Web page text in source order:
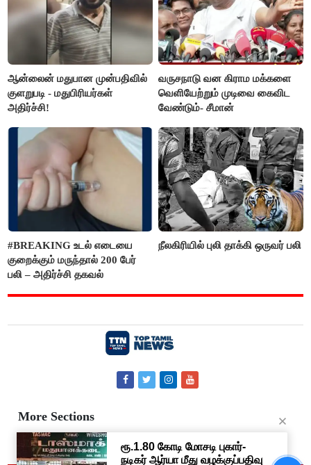
ஆன்லைன் மதுபான முன்பதிவில்
குளறுபடி - மதுபிரியர்கள்
அதிர்ச்சி!
வருசநாடு வன கிராம மக்களை
வெளியேற்றும் முடிவை கைவிட
வேண்டும்- சீமான்
#BREAKING உடல் எடையை
குறைக்கும் மருந்தால் 200 பேர்
பலி – அதிர்ச்சி தகவல்
நீலகிரியில் புலி தாக்கி ஒருவர் பலி
More Sections
Contact Us About Us Privacy Policy